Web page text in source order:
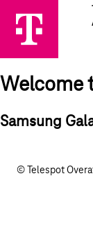
Welcome
Samsung
© Telespot